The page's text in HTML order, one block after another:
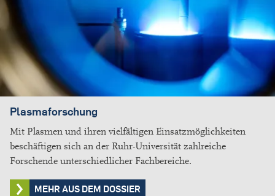
Plasmaforschung
Mit Plasmen und ihren vielfältigen Einsatzmöglichkeiten
beschäftigen sich an der Ruhr-Universität zahlreiche
Forschende unterschiedlicher Fachbereiche.
MEHR AUS DEM DOSSIER